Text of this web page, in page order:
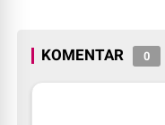
KOMENTAR 0